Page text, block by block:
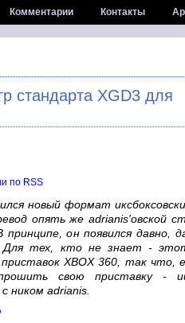
Комментарии Контакты
стандарта XGD3 для
по RSS
новый формат
опять же adrianis'овской
принципе, он появился давно,
Для тех, кто не знает -
XBOX 360, так что,
свою приставку -
ником adrianis.